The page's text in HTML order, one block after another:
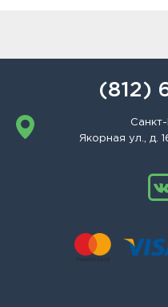
(812)
Якорная ул., д.